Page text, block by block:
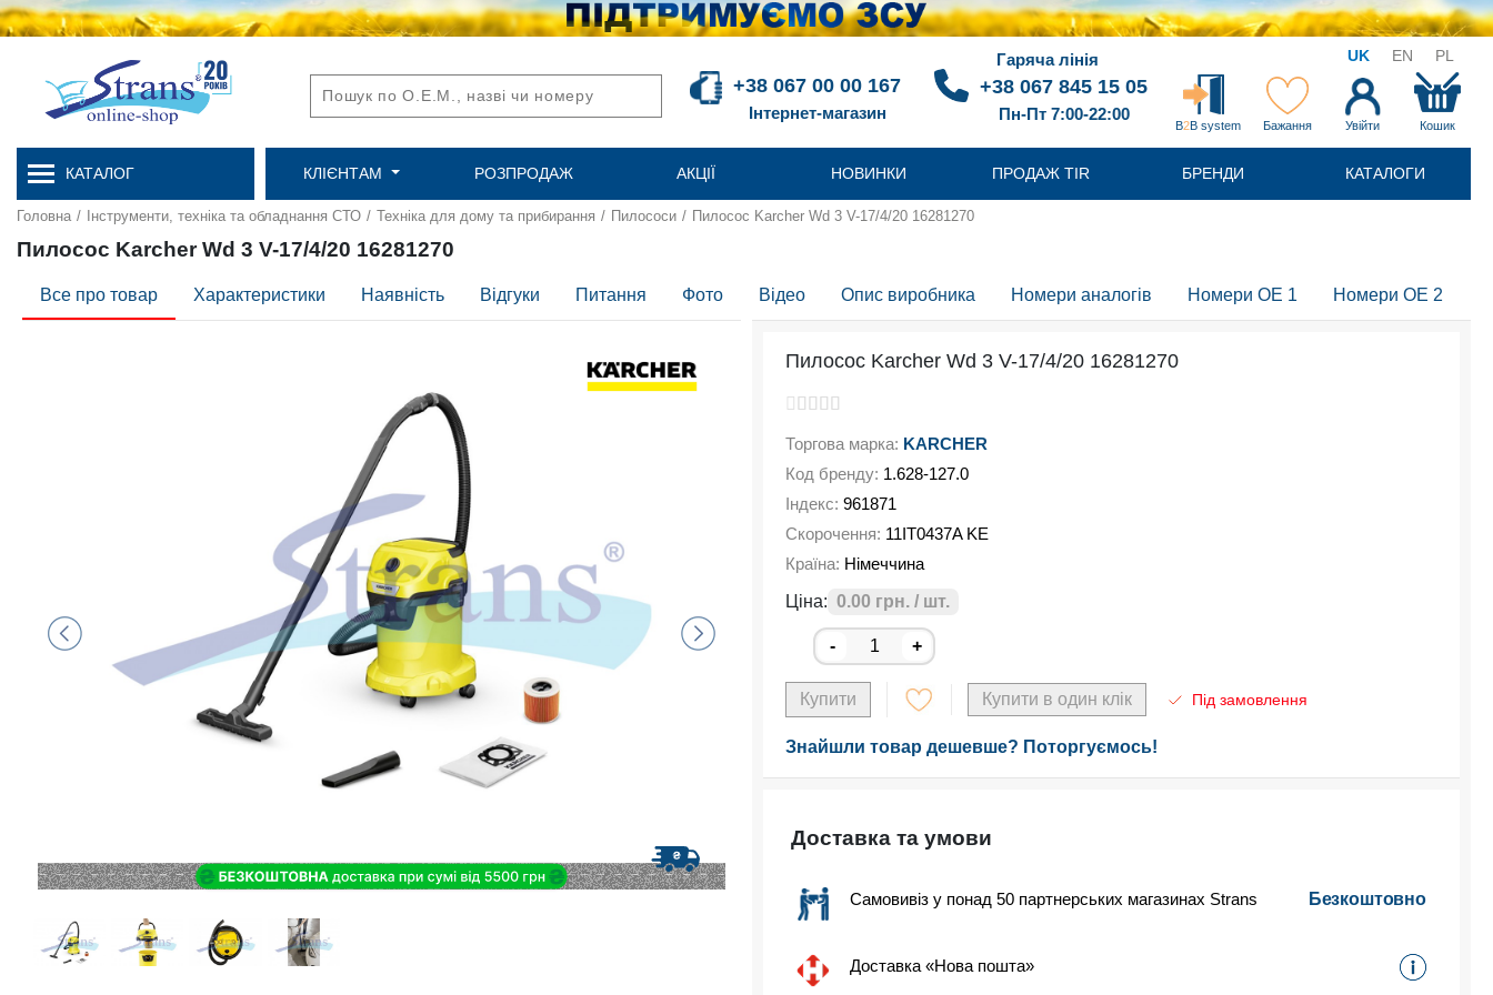
UK EN PL
+38 067 00 00 167
Інтернет-магазин
Гаряча лінія
+38 067 845 15 05
Пн-Пт 7:00-22:00
B2B system Бажання Увійти Кошик
КАТАЛОГ КЛІЄНТАМ РОЗПРОДАЖ АКЦІЇ НОВИНКИ ПРОДАЖ TIR БРЕНДИ КАТАЛОГИ
Головна / Інструменти, техніка та обладнання СТО / Техніка для дому та прибирання / Пилососи / Пилосос Karcher Wd 3 V-17/4/20 16281270
Пилосос Karcher Wd 3 V-17/4/20 16281270
Все про товар Характеристики Наявність Відгуки Питання Фото Відео Опис виробника Номери аналогів Номери OE 1 Номери OE 2
Пилосос Karcher Wd 3 V-17/4/20 16281270
Торгова марка: KARCHER
Код бренду: 1.628-127.0
Індекс: 961871
Скорочення: 11IT0437A KE
Країна: Німеччина
Ціна: 0.00 грн. / шт.
- +
Купити Купити в один клік Під замовлення
Знайшли товар дешевше? Поторгуємось!
Доставка та умови
Самовивіз у понад 50 партнерських магазинах Strans Безкоштовно
Доставка «Нова пошта»